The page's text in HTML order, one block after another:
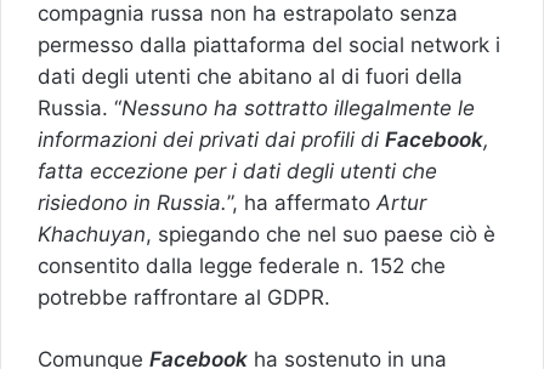
compagnia russa non ha estrapolato senza
permesso dalla piattaforma del social network i
dati degli utenti che abitano al di fuori della
Russia. “Nessuno ha sottratto illegalmente le
informazioni dei privati dai profili di Facebook,
fatta eccezione per i dati degli utenti che
risiedono in Russia.”, ha affermatoArtur
Khachuyan, spiegando che nel suo paese ciò è
consentito dalla legge federale n. 152 che
potrebbe raffrontare al GDPR.
Comunque Facebook ha sostenuto in una